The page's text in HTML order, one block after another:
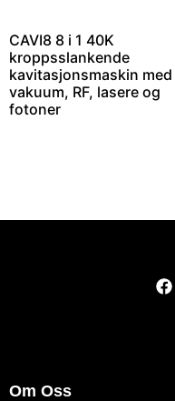
CAVI8 8 i 1 40K
kroppsslankende
kavitasjonsmaskin med
vakuum, RF, lasere og
fotoner
Om Oss